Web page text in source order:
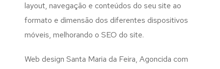
layout, navegação e conteúdos do seu site ao
formato e dimensão dos diferentes dispositivos
móveis, melhorando o SEO do site.
Web design Santa Maria da Feira, Agoncida com